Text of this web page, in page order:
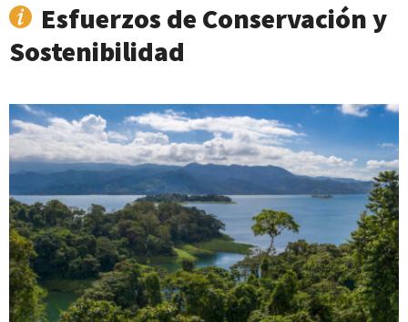
Esfuerzos de Conservación y
Sostenibilidad